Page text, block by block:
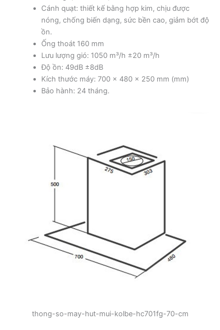
Cánh quạt: thiết kế bằng hợp kim, chịu được
nóng, chống biến dạng, sức bền cao, giảm bớt độ
ồn.
Ống thoát 160 mm
Lưu lượng gió: 1050 m³/h ±20 m³/h
Độ ồn: 49dB ±8dB
Kích thước máy: 700 x 480 x 250 mm (mm)
Bảo hành: 24 tháng.
thong-so-may-hut-mui-kolbe-hc701fg-70-cm